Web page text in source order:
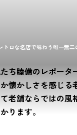
トロな名店で味わう唯一無
ち睦備のレポータ
懐かしさを感じる
老舗ならではの風
ります。